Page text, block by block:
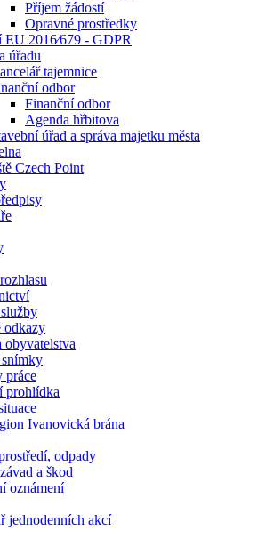
Příjem žádostí
Opravné prostředky
EU 2016⁄679 - GDPR
úřadu
tajemnice
odbor
Finanční odbor
Agenda hřbitova
úřad a správa majetku města
Czech Point
odkazy
obyvatelstva
práce
prohlídka
Ivanovická brána
odpady
a škod
oznámení
jednodenních akcí